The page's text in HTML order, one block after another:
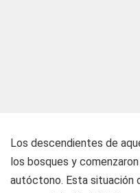
Los descendientes de
los bosques y
autóctono. Esta situación